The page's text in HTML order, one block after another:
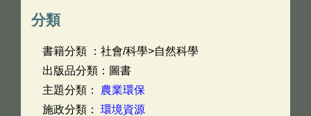
分類
書籍分類 ：社會/科學>自然科學
出版品分類：圖書
主題分類： 農業環保
施政分類： 環境資源